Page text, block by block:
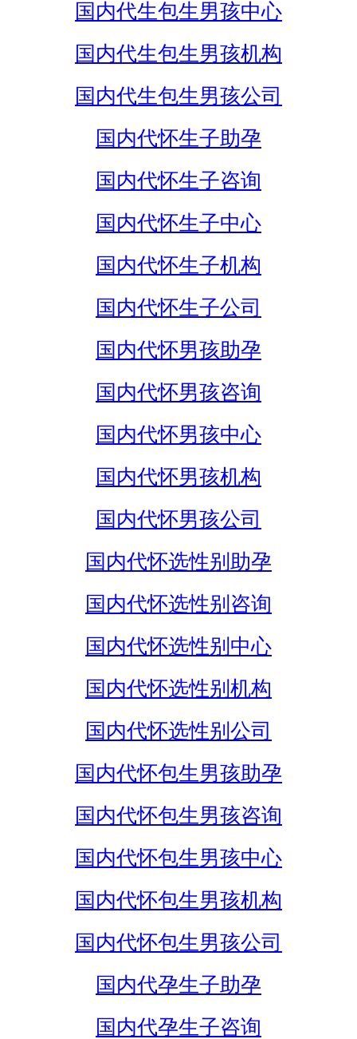
国内代生包生男孩中心
国内代生包生男孩机构
国内代生包生男孩公司
国内代怀生子助孕
国内代怀生子咨询
国内代怀生子中心
国内代怀生子机构
国内代怀生子公司
国内代怀男孩助孕
国内代怀男孩咨询
国内代怀男孩中心
国内代怀男孩机构
国内代怀男孩公司
国内代怀选性别助孕
国内代怀选性别咨询
国内代怀选性别中心
国内代怀选性别机构
国内代怀选性别公司
国内代怀包生男孩助孕
国内代怀包生男孩咨询
国内代怀包生男孩中心
国内代怀包生男孩机构
国内代怀包生男孩公司
国内代孕生子助孕
国内代孕生子咨询